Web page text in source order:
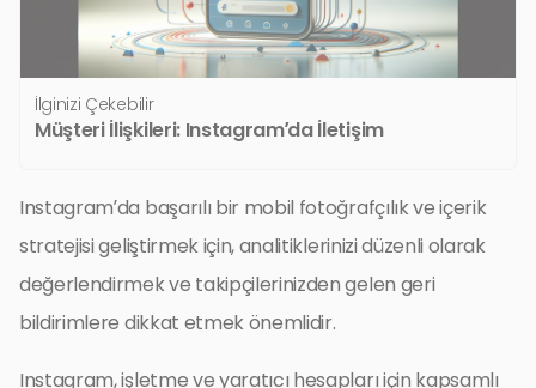
İlginizi Çekebilir
Müşteri İlişkileri: Instagram’da İletişim
Instagram’da başarılı bir mobil fotoğrafçılık ve içerik
stratejisi geliştirmek için, analitiklerinizi düzenli olarak
değerlendirmek ve takipçilerinizden gelen geri
bildirimlere dikkat etmek önemlidir.
Instagram, işletme ve yaratıcı hesapları için kapsamlı